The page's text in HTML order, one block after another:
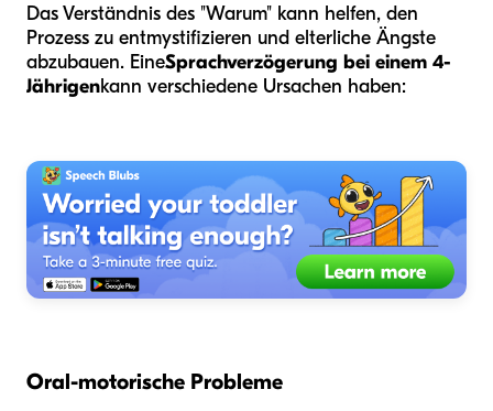
Das Verständnis des "Warum" kann helfen, den
Prozess zu entmystifizieren und elterliche Ängste
abzubauen. EineSprachverzögerung bei einem 4-
Jährigenkann verschiedene Ursachen haben:
Oral-motorische Probleme